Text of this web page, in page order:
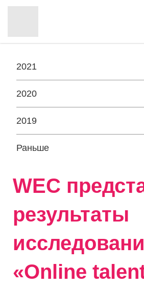
2021
2020
2019
Раньше
WEC
результаты
«Online